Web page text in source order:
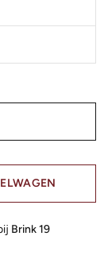
Brink 19